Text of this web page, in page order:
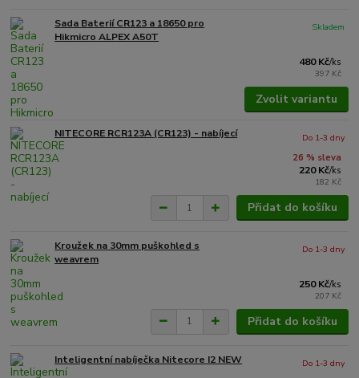
Sada Baterií CR123 a 18650 pro
Hikmicro ALPEX A50T
480 Kč/ks
397 Kč
Skladem
Zvolit variantu
NITECORE RCR123A (CR123) - nabíjecí
26 % sleva
220 Kč/ks
182 Kč
Do 1-3 dny
Přidat do košíku
Kroužek na 30mm puškohled s
weavrem
250 Kč/ks
207 Kč
Do 1-3 dny
Přidat do košíku
Inteligentní nabíječka Nitecore I2 NEW Do 1-3 dny